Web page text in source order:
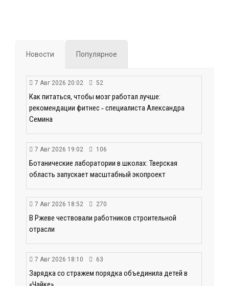
Новости Популярное
7 Авг 2026 20:02 52
Как питаться, чтобы мозг работал лучше:
рекомендации фитнес ‑ специалиста Александра
Семина
7 Авг 2026 19:02 106
Ботанические лаборатории в школах: Тверская
область запускает масштабный экопроект
7 Авг 2026 18:52 270
В Ржеве чествовали работников строительной
отрасли
7 Авг 2026 18:10 63
Зарядка со стражем порядка объединила детей в